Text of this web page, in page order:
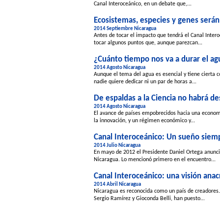
Canal Interoceánico, en un debate que,...
Ecosistemas, especies y genes
2014 Septiembre Nicaragua
Antes de tocar el impacto que tendrá el Canal
tocar algunos puntos que, aunque parezcan...
¿Cuánto tiempo nos va a durar el
2014 Agosto Nicaragua
Aunque el tema del agua es esencial y tiene cierta
nadie quiere dedicar ni un par de horas a...
De espaldas a la Ciencia no habrá
2014 Agosto Nicaragua
El avance de países empobrecidos hacia una
la innovación, y un régimen económico y...
Canal Interoceánico: Un sueño
2014 Julio Nicaragua
En mayo de 2012 el Presidente Daniel Ortega
Nicaragua. Lo mencionó primero en el encuentro...
Canal Interoceánico: una visión
2014 Abril Nicaragua
Nicaragua es reconocida como un país de
Sergio Ramírez y Gioconda Belli, han puesto...